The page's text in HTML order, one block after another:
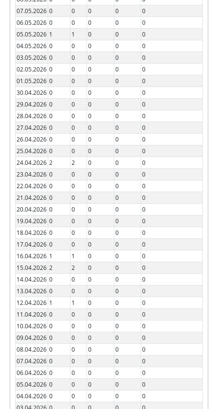
07.05.2026 0 0 0 0
0
06.05.2026 0 0 0 0
0
05.05.2026 1 1 0 0
0
04.05.2026 0 0 0 0
0
03.05.2026 0 0 0 0
0
02.05.2026 0 0 0 0
0
01.05.2026 0 0 0 0
0
30.04.2026 0 0 0 0
0
29.04.2026 0 0 0 0
0
28.04.2026 0 0 0 0
0
27.04.2026 0 0 0 0
0
26.04.2026 0 0 0 0
0
25.04.2026 0 0 0 0
0
24.04.2026 2 2 0 0
0
23.04.2026 0 0 0 0
0
22.04.2026 0 0 0 0
0
21.04.2026 0 0 0 0
0
20.04.2026 0 0 0 0
0
19.04.2026 0 0 0 0
0
18.04.2026 0 0 0 0
0
17.04.2026 0 0 0 0
0
16.04.2026 1 1 0 0
0
15.04.2026 2 2 0 0
0
14.04.2026 0 0 0 0
0
13.04.2026 0 0 0 0
0
12.04.2026 1 1 0 0
0
11.04.2026 0 0 0 0
0
10.04.2026 0 0 0 0
0
09.04.2026 0 0 0 0
0
08.04.2026 0 0 0 0
0
07.04.2026 0 0 0 0
0
06.04.2026 0 0 0 0
0
05.04.2026 0 0 0 0
0
04.04.2026 0 0 0 0
0